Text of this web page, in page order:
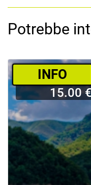
Potrebbe
­INFO
15.00 €